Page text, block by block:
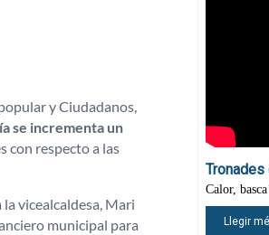
y Ciudadanos,
se incrementa un
con respecto a las
vicealcaldesa, Mari
municipal para